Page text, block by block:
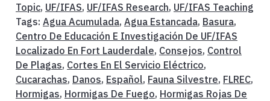
Topic, UF/IFAS, UF/IFAS Research, UF/IFAS Teaching
Tags: Agua Acumulada, Agua Estancada, Basura,
Centro De Educación E Investigación De UF/IFAS
Localizado En Fort Lauderdale, Consejos, Control
De Plagas, Cortes En El Servicio Eléctrico,
Cucarachas, Danos, Español, Fauna Silvestre, FLREC,
Hormigas, Hormigas De Fuego, Hormigas Rojas De